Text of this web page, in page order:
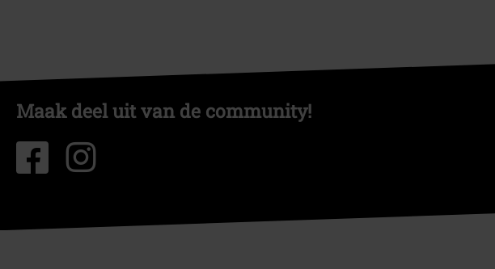
Maak deel uit van de community!